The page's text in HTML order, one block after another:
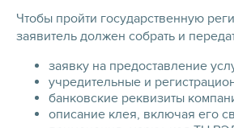
Чтобы пройти государственную
заявитель должен собрать и
заявку на предоставление
учредительные и
банковские реквизиты
описание клея, включая его